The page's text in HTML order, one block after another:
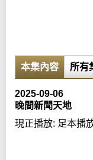
本集內容 所有
2025-09-06
晚間新聞天地
現正播放: 足本播